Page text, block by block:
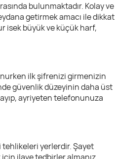
bulunmaktadır. Kolay ve
getirmek amacı ile dikkat
isek büyük ve küçük harf,
ilk şifrenizi girmenizin
güvenlik düzeyinin daha üst
ayriyeten telefonunuza
tehlikeleri yerlerdir. Şayet